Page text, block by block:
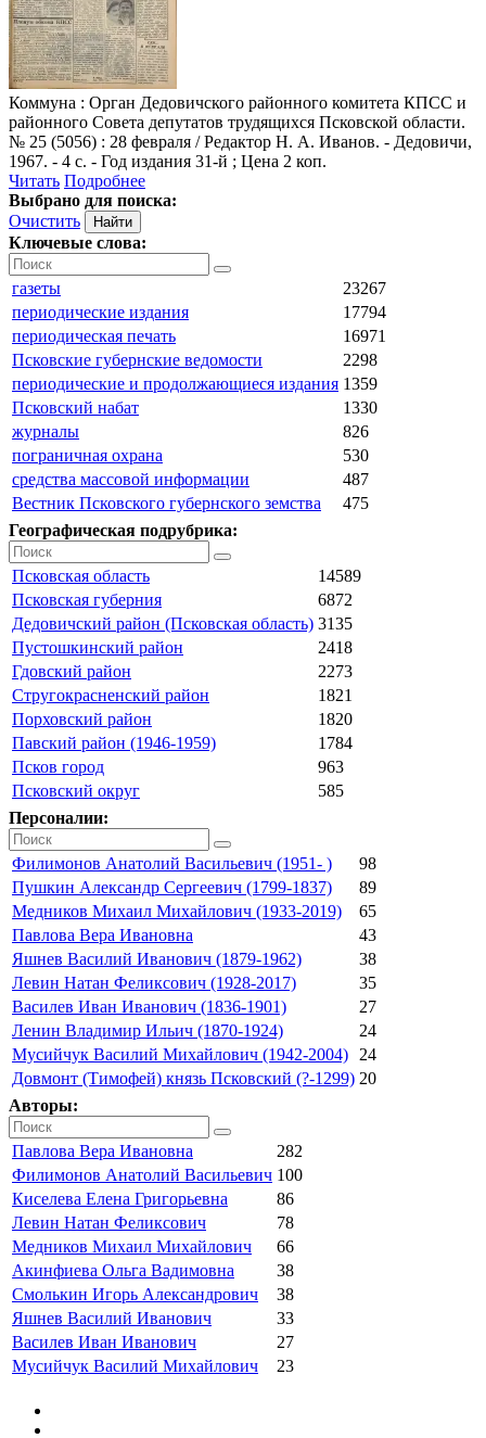
Коммуна : Орган Дедовичского районного комитета КПСС и
районного Совета депутатов трудящихся Псковской области.
№ 25 (5056) : 28 февраля / Редактор Н. А. Иванов. - Дедовичи,
1967. - 4 с. - Год издания 31-й ; Цена 2 коп.
Читать Подробнее
Выбрано для поиска:
Очистить
Ключевые слова:
газеты
23267
периодические издания
17794
периодическая печать
16971
Псковские губернские ведомости
2298
периодические и продолжающиеся издания 1359
Псковский набат
1330
журналы
826
пограничная охрана
530
средства массовой информации
487
Вестник Псковского губернского земства
475
Географическая подрубрика:
Псковская область
14589
Псковская губерния
6872
Дедовичский район (Псковская область) 3135
Пустошкинский район
2418
Гдовский район
2273
Стругокрасненский район
1821
Порховский район
1820
Павский район (1946-1959)
1784
Псков город
963
Псковский округ
585
Персоналии:
Филимонов Анатолий Васильевич (1951- )
98
Пушкин Александр Сергеевич (1799-1837)
89
Медников Михаил Михайлович (1933-2019)
65
Павлова Вера Ивановна
43
Яшнев Василий Иванович (1879-1962)
38
Левин Натан Феликсович (1928-2017)
35
Василев Иван Иванович (1836-1901)
27
Ленин Владимир Ильич (1870-1924)
24
Мусийчук Василий Михайлович (1942-2004)
24
Довмонт (Тимофей) князь Псковский (?-1299) 20
Авторы:
Павлова Вера Ивановна
282
Филимонов Анатолий Васильевич 100
Киселева Елена Григорьевна
86
Левин Натан Феликсович
78
Медников Михаил Михайлович
66
Акинфиева Ольга Вадимовна
38
Смолькин Игорь Александрович
38
Яшнев Василий Иванович
33
Василев Иван Иванович
27
Мусийчук Василий Михайлович
23